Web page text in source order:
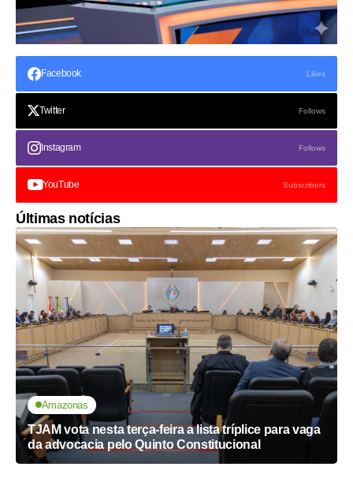
Facebook Likes
Twitter Follows
Instagram Follows
YouTube Subscribers
Últimas notícias
Amazonas
TJAM vota nesta terça-feira a lista tríplice para vaga
da advocacia pelo Quinto Constitucional